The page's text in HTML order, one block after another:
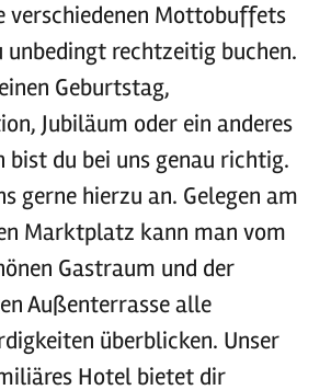
verschiedenen Mottobuffets
rechtzeitig buchen.
Geburtstag,
Jubiläum oder ein anderes
bist du bei uns genau richtig.
gerne hierzu an. Gelegen am
Marktplatz kann man vom
Gastraum und der
Außenterrasse alle
überblicken. Unser
Hotel bietet dir